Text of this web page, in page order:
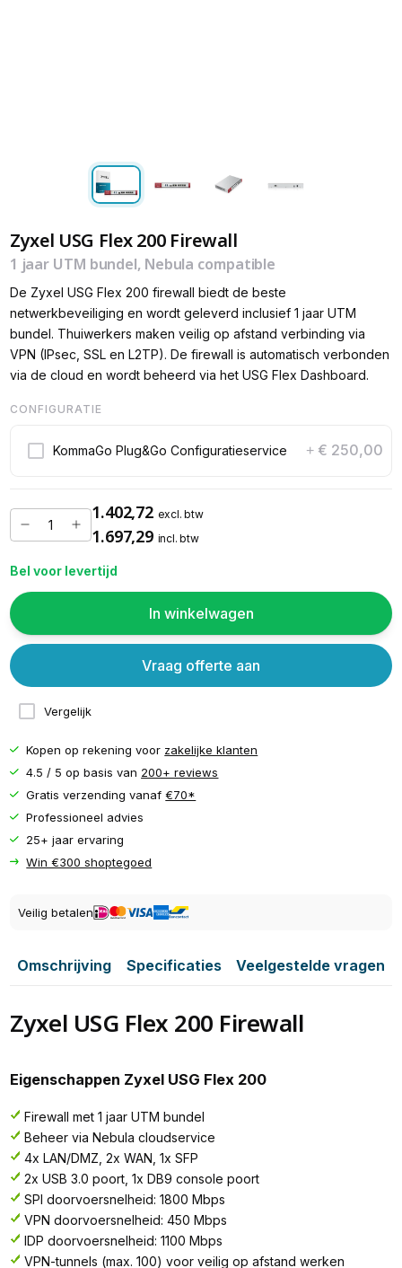
Zyxel USG Flex 200 Firewall
1 jaar UTM bundel, Nebula compatible
De Zyxel USG Flex 200 firewall biedt de beste
netwerkbeveiliging en wordt geleverd inclusief 1 jaar UTM
bundel. Thuiwerkers maken veilig op afstand verbinding via
VPN (IPsec, SSL en L2TP). De firewall is automatisch verbonden
via de cloud en wordt beheerd via het USG Flex Dashboard.
CONFIGURATIE
KommaGo Plug&Go Configuratieservice + € 250,00
1.402,72 excl. btw
1.697,29 incl. btw
Bel voor levertijd
In winkelwagen
Vergelijk
Vraag offerte aan
Kopen op rekening voor zakelijke klanten
4.5 / 5 op basis van 200+ reviews
Gratis verzending vanaf€70*
Professioneel advies
25+ jaar ervaring
Win €300 shoptegoed
Veilig betalen
Omschrijving Specificaties Veelgestelde vragen
Zyxel USG Flex 200 Firewall
Eigenschappen Zyxel USG Flex 200
Firewall met 1 jaar UTM bundel
Beheer via Nebula cloudservice
4x LAN/DMZ, 2x WAN, 1x SFP
2x USB 3.0 poort, 1x DB9 console poort
SPI doorvoersnelheid: 1800 Mbps
VPN doorvoersnelheid: 450 Mbps
IDP doorvoersnelheid: 1100 Mbps
VPN-tunnels (max. 100) voor veilig op afstand werken